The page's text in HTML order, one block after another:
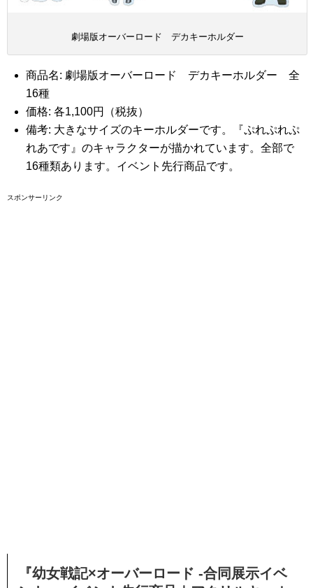
劇場版オーバーロード デカキーホルダー
商品名: 劇場版オーバーロード デカキーホルダー 全
16種
価格: 各1,100円（税抜）
備考: 大きなサイズのキーホルダーです。『ぷれぷれぷ
れあです』のキャラクターが描かれています。全部で
16種類あります。イベント先行商品です。
スポンサーリンク
『幼女戦記×オーバーロード -合同展示イベ